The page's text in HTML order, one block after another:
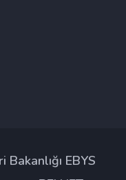
Bakanlığı EBYS